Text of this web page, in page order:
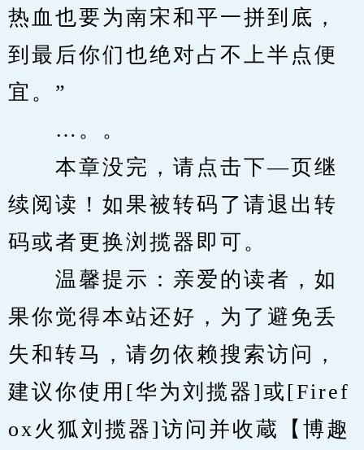
热血也要为南宋和平一拼到底，
到最后你们也绝对占不上半点便
宜。”
…。。
本章没完，请点击下—页继
续阅读！如果被转码了请退出转
码或者更换浏揽器即可。
温馨提示：亲爱的读者，如
果你觉得本站还好，为了避免丢
失和转马，请勿依赖搜索访问，
建议你使用[华为刘揽器]或[Firef
ox火狐刘揽器]访问并收蔵【博趣